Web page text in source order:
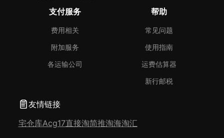
支付服务
费用相关
附加服务
各运输公司
帮助
常见问题
使用指南
运费估算器
新行邮税
友情链接
宅仓库Acg17直接淘简推淘海淘汇